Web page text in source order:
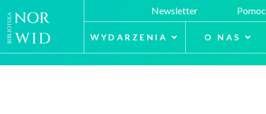
Newsletter Pomoc
WYDARZENIA O NAS